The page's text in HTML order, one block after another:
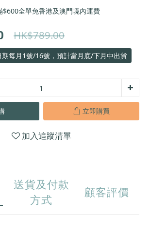
$600全單免香港及澳門境內運費
HK$789.00
每月1號/16號，預計當月底/下月中出貨
立即購買
加入追蹤清單
送貨及付款
方式
顧客評價